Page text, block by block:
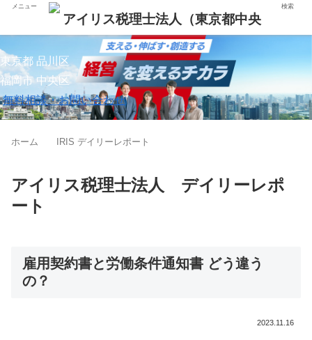
東京都 品川区
福岡市 中央区
無料相談・お問い合わせ
ホーム IRIS デイリーレポート
アイリス税理士法人 デイリーレポ
ート
雇用契約書と労働条件通知書 どう違う
の？
2023.11.16
メニュー 検索